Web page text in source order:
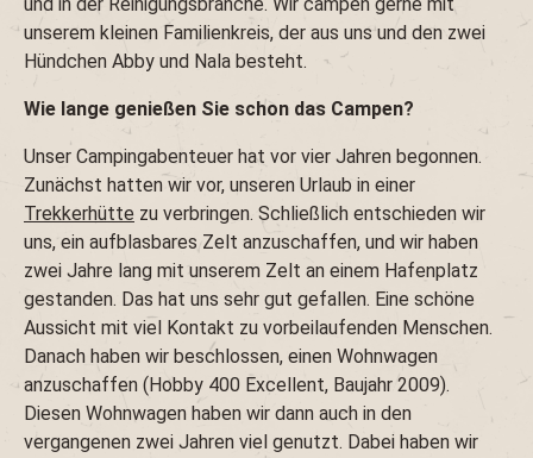
unserem kleinen Familienkreis, der aus uns und den zwei
Hündchen Abby und Nala besteht.
Wie lange genießen Sie schon das Campen?
Unser Campingabenteuer hat vor vier Jahren begonnen.
Zunächst hatten wir vor, unseren Urlaub in einer
Trekkerhütte zu verbringen. Schließlich entschieden wir
uns, ein aufblasbares Zelt anzuschaffen, und wir haben
zwei Jahre lang mit unserem Zelt an einem Hafenplatz
gestanden. Das hat uns sehr gut gefallen. Eine schöne
Aussicht mit viel Kontakt zu vorbeilaufenden Menschen.
Danach haben wir beschlossen, einen Wohnwagen
anzuschaffen (Hobby 400 Excellent, Baujahr 2009).
Diesen Wohnwagen haben wir dann auch in den
vergangenen zwei Jahren viel genutzt. Dabei haben wir